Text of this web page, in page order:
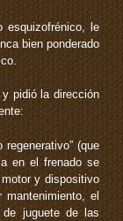
esquizofrénico, le
bien ponderado
pidió la dirección
(que
en el frenado se
y dispositivo
el
juguete de las